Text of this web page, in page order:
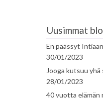
Uusimmat
En päässyt
30/01/2023
Jooga kutsuu
28/01/2023
40 vuotta elämän